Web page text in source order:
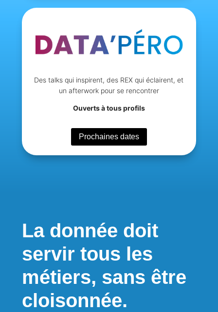
Des talks qui inspirent, des REX qui éclairent, et
un afterwork pour se rencontrer
Ouverts à tous profils
Prochaines dates
La donnée doit
servir tous les
métiers, sans être
cloisonnée.